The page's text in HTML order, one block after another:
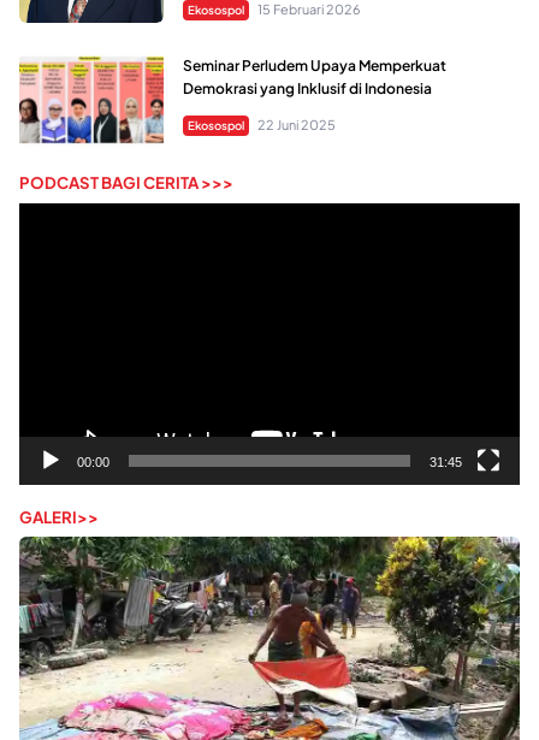
Ekosospol 15 Februari 2026
Seminar Perludem Upaya Memperkuat
Demokrasi yang Inklusif di Indonesia
Ekosospol 22 Juni 2025
PODCAST BAGI CERITA >>>
00:00 31:45
GALERI>>